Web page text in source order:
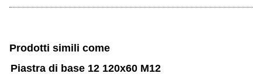
Prodotti simili come
Piastra di base 12 120x60 M12